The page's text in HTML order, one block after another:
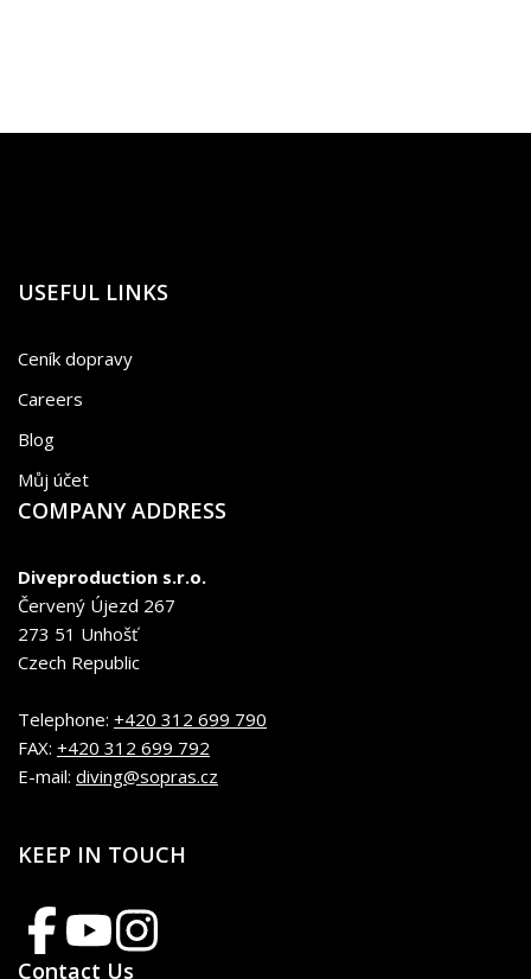
USEFUL LINKS
Ceník dopravy
Careers
Blog
Můj účet
COMPANY ADDRESS
Diveproduction s.r.o.
Červený Újezd 267
273 51 Unhošť
Czech Republic
Telephone: +420 312 699 790
FAX: +420 312 699 792
E-mail: diving@sopras.cz
KEEP IN TOUCH
Contact Us